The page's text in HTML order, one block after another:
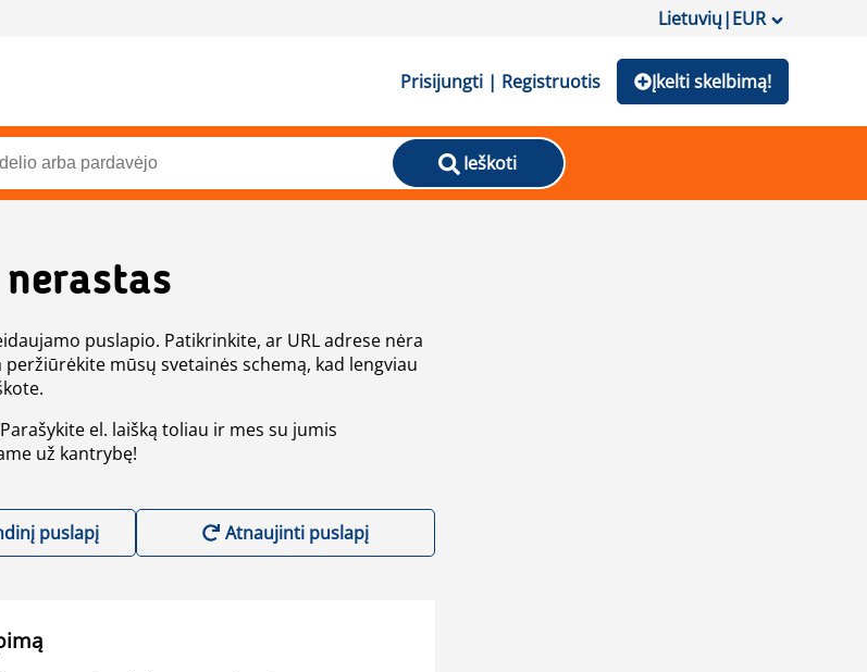
Lietuvių|EUR
Prisijungti | Registruotis Įkelti skelbimą!
Ieškoti
puslapio. Patikrinkite, ar URL adrese nėra
mūsų svetainės schemą, kad lengviau
el. laišką toliau ir mes su jumis
už kantrybę!
puslapį Atnaujinti puslapį